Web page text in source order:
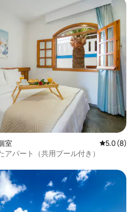
室 レビュー8
5.0 (8)
パート（共用プール付き）